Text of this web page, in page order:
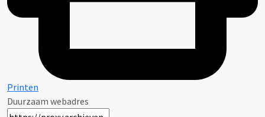
Printen
Duurzaam webadres